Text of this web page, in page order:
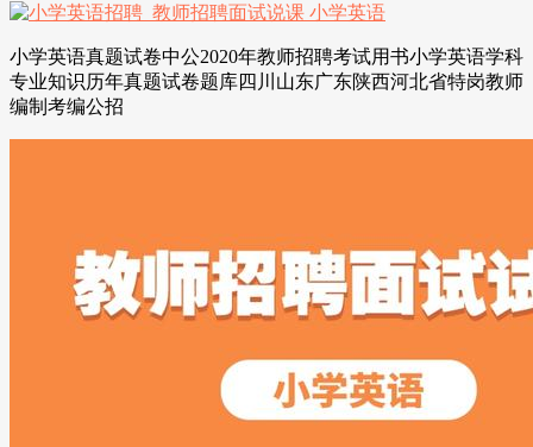
小学英语真题试卷中公2020年教师招聘考试用书小学英语学科
专业知识历年真题试卷题库四川山东广东陕西河北省特岗教师
编制考编公招